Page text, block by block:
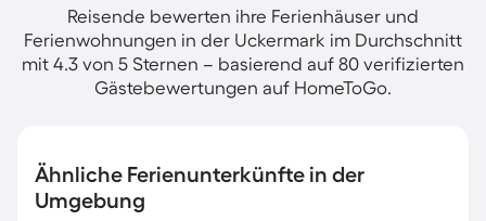
Reisende bewerten ihre Ferienhäuser und
Ferienwohnungen in der Uckermark im Durchschnitt
mit 4.3 von 5 Sternen – basierend auf 80 verifizierten
Gästebewertungen auf HomeToGo.
Ähnliche Ferienunterkünfte in der
Umgebung